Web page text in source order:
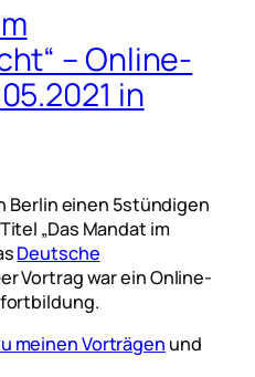
– Online-
in
Berlin einen 5stündigen
„Das Mandat im
Deutsche
Vortrag war ein Online-
meinen Vorträgen und